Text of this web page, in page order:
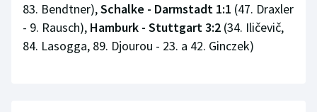
Parasport
Plavání
83. Bendtner),Schalke - Darmstadt 1:1 (47. Draxler
- 9. Rausch), Hamburk - Stuttgart 3:2 (34. Iličevič,
84. Lasogga, 89. Djourou - 23. a 42. Ginczek)